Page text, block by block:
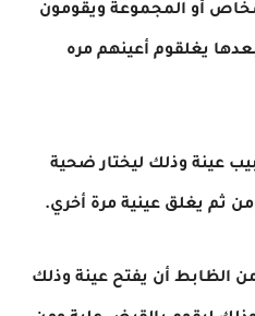
أو المجموعة ويقومون
يغلقوم أعينهم مره
عينة وذلك ليختار ضحية
ثم يغلق عينية مرة أخري.
الظابط أن يفتح عينة وذلك